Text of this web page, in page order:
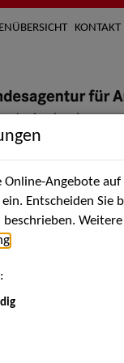
KONTAKT
Angebote
Entscheiden Sie